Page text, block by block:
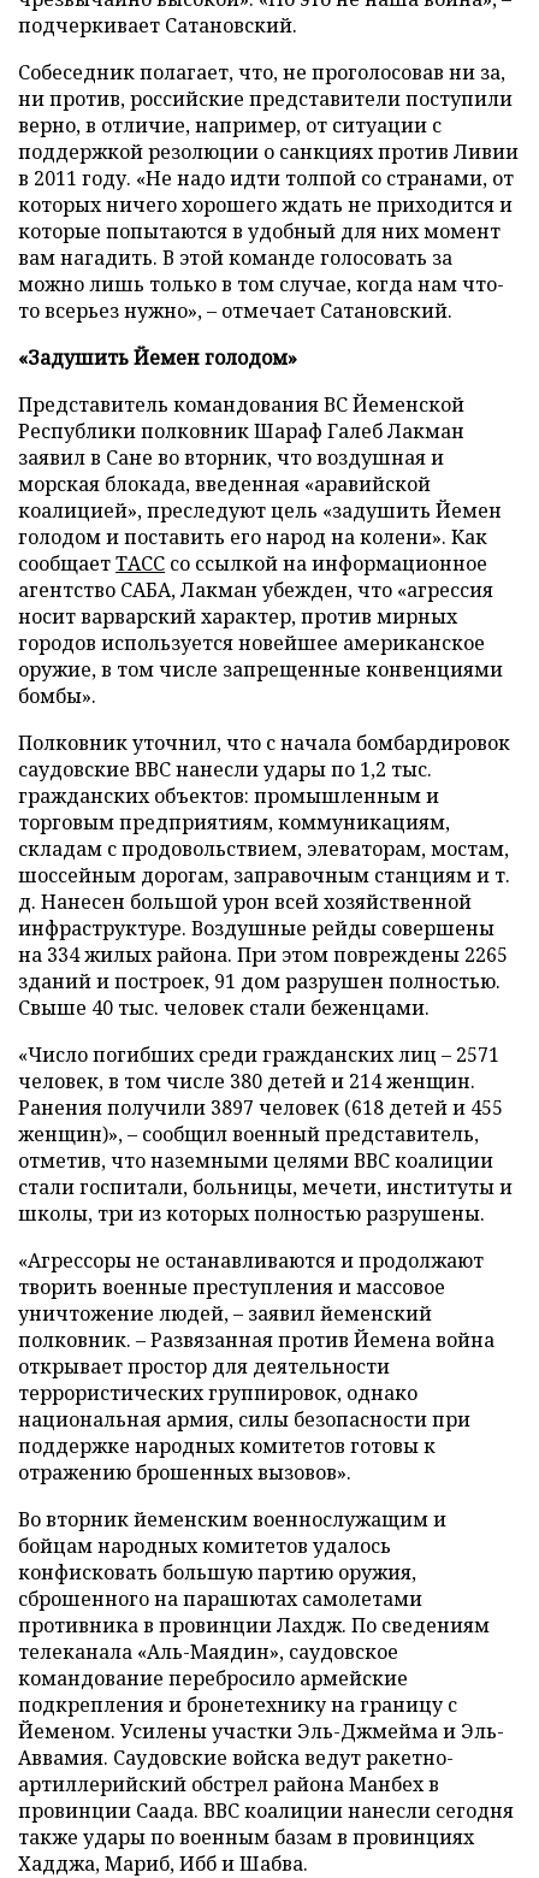
подчеркивает Сатановский.
Собеседник полагает, что, не проголосовав ни за,
ни против, российские представители поступили
верно, в отличие, например, от ситуации с
поддержкой резолюции о санкциях против Ливии
в 2011 году. «Не надо идти толпой со странами, от
которых ничего хорошего ждать не приходится и
которые попытаются в удобный для них момент
вам нагадить. В этой команде голосовать за
можно лишь только в том случае, когда нам что-
то всерьез нужно», – отмечает Сатановский.
«Задушить Йемен голодом»
Представитель командования ВС Йеменской
Республики полковник Шараф Галеб Лакман
заявил в Сане во вторник, что воздушная и
морская блокада, введенная «аравийской
коалицией», преследуют цель «задушить Йемен
голодом и поставить его народ на колени». Как
сообщаетТАСС со ссылкой на информационное
агентство САБА, Лакман убежден, что «агрессия
носит варварский характер, против мирных
городов используется новейшее американское
оружие, в том числе запрещенные конвенциями
бомбы».
Полковник уточнил, что с начала бомбардировок
саудовские ВВС нанесли удары по 1,2 тыс.
гражданских объектов: промышленным и
торговым предприятиям, коммуникациям,
складам с продовольствием, элеваторам, мостам,
шоссейным дорогам, заправочным станциям и т.
д. Нанесен большой урон всей хозяйственной
инфраструктуре. Воздушные рейды совершены
на 334 жилых района. При этом повреждены 2265
зданий и построек, 91 дом разрушен полностью.
Свыше 40 тыс. человек стали беженцами.
«Число погибших среди гражданских лиц – 2571
человек, в том числе 380 детей и 214 женщин.
Ранения получили 3897 человек (618 детей и 455
женщин)», – сообщил военный представитель,
отметив, что наземными целями ВВС коалиции
стали госпитали, больницы, мечети, институты и
школы, три из которых полностью разрушены.
«Агрессоры не останавливаются и продолжают
творить военные преступления и массовое
уничтожение людей, – заявил йеменский
полковник. – Развязанная против Йемена война
открывает простор для деятельности
террористических группировок, однако
национальная армия, силы безопасности при
поддержке народных комитетов готовы к
отражению брошенных вызовов».
Во вторник йеменским военнослужащим и
бойцам народных комитетов удалось
конфисковать большую партию оружия,
сброшенного на парашютах самолетами
противника в провинции Лахдж. По сведениям
телеканала «Аль-Маядин», саудовское
командование перебросило армейские
подкрепления и бронетехнику на границу с
Йеменом. Усилены участки Эль-Джмейма и Эль-
Аввамия. Саудовские войска ведут ракетно-
артиллерийский обстрел района Манбех в
провинции Саада. ВВС коалиции нанесли сегодня
также удары по военным базам в провинциях
Хадджа, Мариб, Ибб и Шабва.